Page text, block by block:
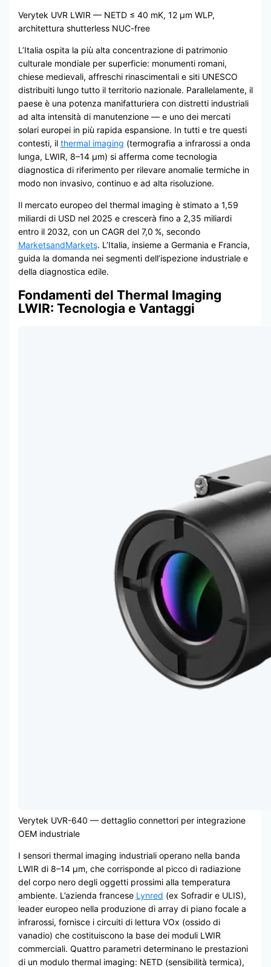
Verytek UVR LWIR — NETD ≤ 40 mK, 12 μm WLP,
architettura shutterless NUC-free
L’Italia ospita la più alta concentrazione di patrimonio
culturale mondiale per superficie: monumenti romani,
chiese medievali, affreschi rinascimentali e siti UNESCO
distribuiti lungo tutto il territorio nazionale. Parallelamente, il
paese è una potenza manifatturiera con distretti industriali
ad alta intensità di manutenzione — e uno dei mercati
solari europei in più rapida espansione. In tutti e tre questi
contesti, il thermal imaging (termografia a infrarossi a onda
lunga, LWIR, 8–14 μm) si afferma come tecnologia
diagnostica di riferimento per rilevare anomalie termiche in
modo non invasivo, continuo e ad alta risoluzione.
Il mercato europeo del thermal imaging è stimato a 1,59
miliardi di USD nel 2025 e crescerà fino a 2,35 miliardi
entro il 2032, con un CAGR del 7,0 %, secondo
MarketsandMarkets. L’Italia, insieme a Germania e Francia,
guida la domanda nei segmenti dell’ispezione industriale e
della diagnostica edile.
Fondamenti del Thermal Imaging
LWIR: Tecnologia e Vantaggi
Verytek UVR-640 — dettaglio connettori per integrazione
OEM industriale
I sensori thermal imaging industriali operano nella banda
LWIR di 8–14 μm, che corrisponde al picco di radiazione
del corpo nero degli oggetti prossimi alla temperatura
ambiente. L’azienda francese Lynred (ex Sofradir e ULIS),
leader europeo nella produzione di array di piano focale a
infrarossi, fornisce i circuiti di lettura VOx (ossido di
vanadio) che costituiscono la base dei moduli LWIR
commerciali. Quattro parametri determinano le prestazioni
di un modulo thermal imaging: NETD (sensibilità termica),